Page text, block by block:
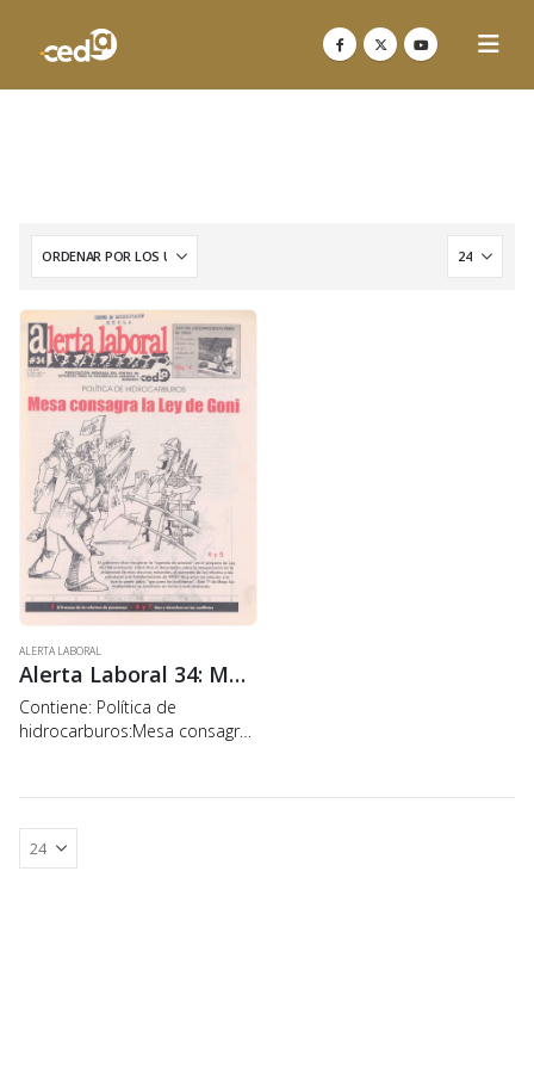
ALERTA LABORAL
Alerta Laboral 34: Mesa consagra la ley de Goni
Contiene: Política de
hidrocarburos:Mesa consagra
octubre” en el proyecto de Ley
de Hidrocarburos. ¿Qué dice
el documento sobre la…